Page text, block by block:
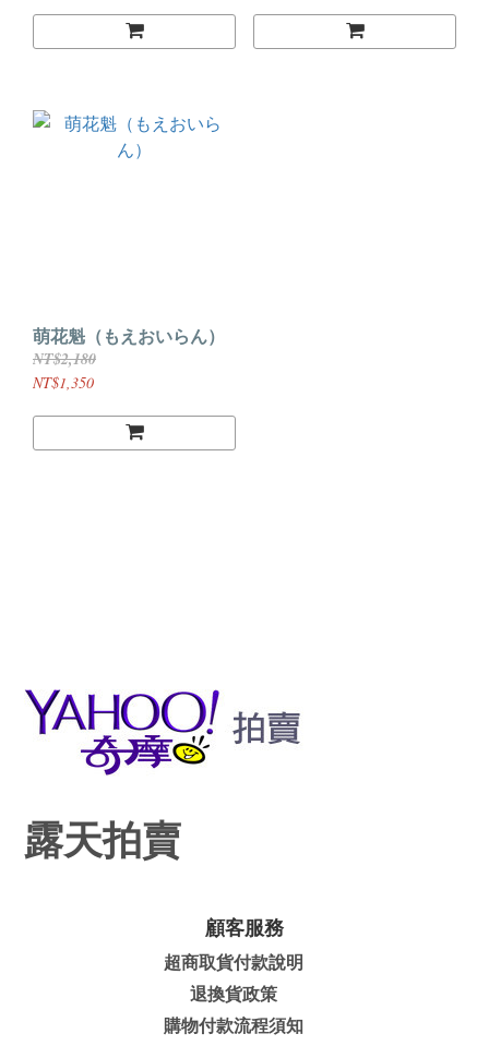
萌花魁（もえおいらん）
NT$2,180
NT$1,350
露天拍賣
顧客服務
超商取貨付款說明
退換貨政策
購物付款流程須知